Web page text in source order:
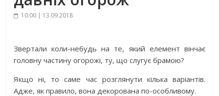
10:00 | 13.09.2018
Звертали коли-небудь на те, який елемент вінчає
головну частину огорожі, ту, що слугує брамою?
Якщо ні, то саме час розглянути кілька варіантів.
Адже, як правило, вона декорована по-особливому.